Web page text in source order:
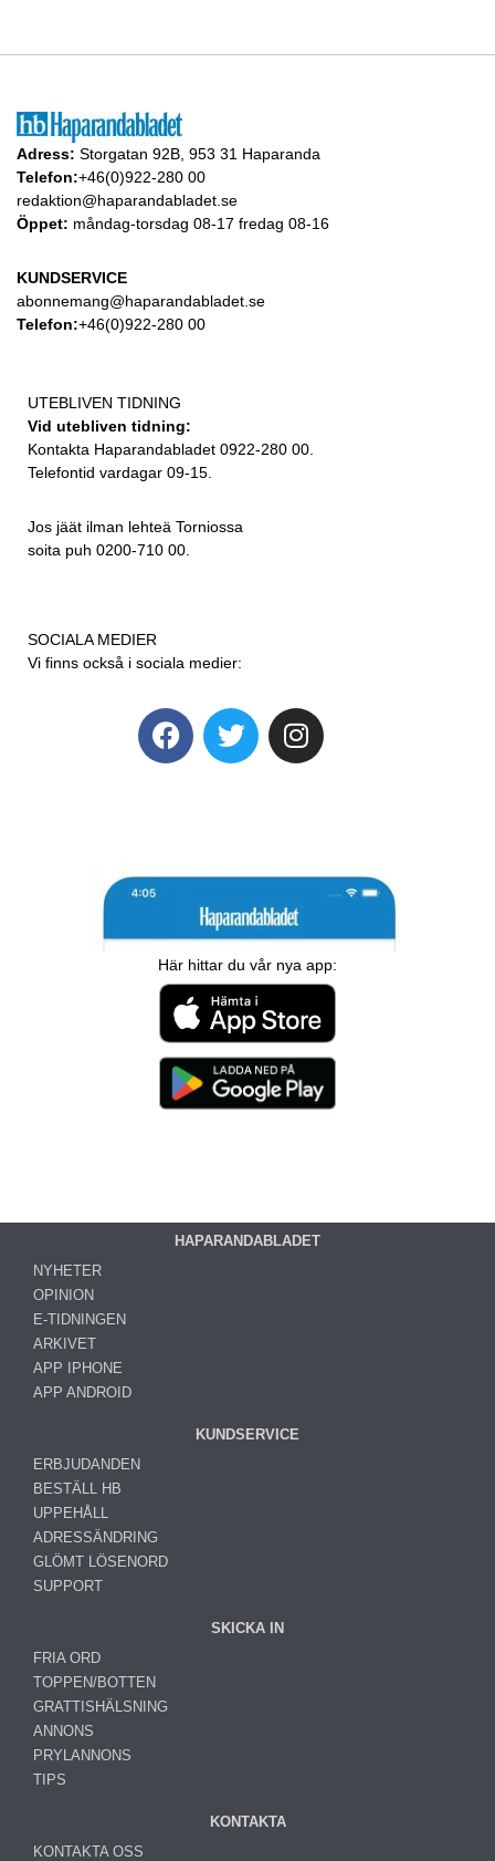
Adress: Storgatan 92B, 953 31 Haparanda
Telefon:+46(0)922-280 00
redaktion@haparandabladet.se
Öppet: måndag-torsdag 08-17 fredag 08-16
KUNDSERVICE
abonnemang@haparandabladet.se
Telefon:+46(0)922-280 00
UTEBLIVEN TIDNING
Vid utebliven tidning:
Kontakta Haparandabladet 0922-280 00.
Telefontid vardagar 09-15.
Jos jäät ilman lehteä Torniossa
soita puh 0200-710 00.
SOCIALA MEDIER
Vi finns också i sociala medier:
Här hittar du vår nya app:
HAPARANDABLADET
NYHETER
OPINION
E-TIDNINGEN
ARKIVET
APP IPHONE
APP ANDROID
KUNDSERVICE
ERBJUDANDEN
BESTÄLL HB
UPPEHÅLL
ADRESSÄNDRING
GLÖMT LÖSENORD
SUPPORT
SKICKA IN
FRIA ORD
TOPPEN/BOTTEN
GRATTISHÄLSNING
ANNONS
PRYLANNONS
TIPS
KONTAKTA
KONTAKTA OSS